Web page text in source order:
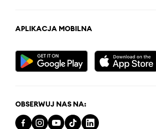
APLIKACJA MOBILNA
OBSERWUJ NAS NA: